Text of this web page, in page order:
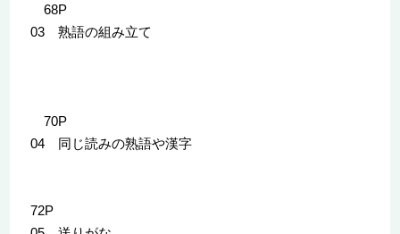
68P
03 熟語の組み立て
70P
04 同じ読みの熟語や漢字
72P